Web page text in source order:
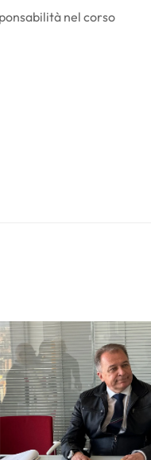
nel corso